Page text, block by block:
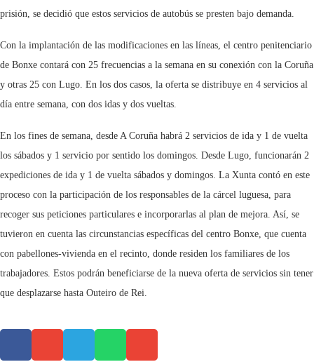
prisión, se decidió que estos servicios de autobús se presten bajo demanda.
Con la implantación de las modificaciones en las líneas, el centro penitenciario
de Bonxe contará con 25 frecuencias a la semana en su conexión con la Coruña
y otras 25 con Lugo. En los dos casos, la oferta se distribuye en 4 servicios al
día entre semana, con dos idas y dos vueltas.
En los fines de semana, desde A Coruña habrá 2 servicios de ida y 1 de vuelta
los sábados y 1 servicio por sentido los domingos. Desde Lugo, funcionarán 2
expediciones de ida y 1 de vuelta sábados y domingos. La Xunta contó en este
proceso con la participación de los responsables de la cárcel luguesa, para
recoger sus peticiones particulares e incorporarlas al plan de mejora. Así, se
tuvieron en cuenta las circunstancias específicas del centro Bonxe, que cuenta
con pabellones-vivienda en el recinto, donde residen los familiares de los
trabajadores. Estos podrán beneficiarse de la nueva oferta de servicios sin tener
que desplazarse hasta Outeiro de Rei.